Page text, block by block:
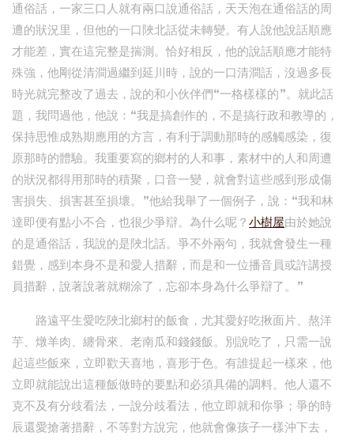
通俗話，一家三口人就有兩口說通俗話，天天泡在通俗話的周
遭的狀況里，但他的一口陜北話從未轉變。有人說他說話順應
才能差，實在這完整是揣測。恰好相反，他的說話順應才能特
殊強，他剛從清澗過繼到延川時，說的一口清澗話，沒過多長
時光就完整改了過去，說的和小伙伴們“一格樣樣的”。就此話
題，我問過他，他說：“我是搞創作的，不是搞行政和教導的，
保持思惟成熟期應用的方言，有利于調動那時的感觸感染，復
原那時的體驗。我重要寫的鄉村的人和事，素材中的人和周遭
的狀況都得用那時的積聚，口音一變，就會對這些感到形成傷
害損失、損害甚至損壞。”他給我舉了一個例子，說：“我和林
達即便有點小不合，也很少爭辯。為什么呢？小樹屋由於她說
的是通俗話，我說的是陜北話。爭不外兩句，我就會發生一種
錯覺，感到本身不是和愛人措辭，而是和一位播音員或許講授
員措辭，說著說著就糊涂了，忘卻本身為什么爭辯了。”
路遠平生愛吃陜北鄉村的飯食，尤其愛好吃揪面片、熬洋
芋、燉羊肉、纏骨來、老南瓜和錢錢飯。別說吃了，只需一說
起這些飯來，立即歡天喜地，喜形于色。有誰提起一樣來，他
立即就能說出這種飯做時的要點和必須具備的調料。他人還不
克不及有分歧看法，一說分歧看法，他立即就和你爭；爭的時
辰還愛搶著措辭，不等對方說完，他就會像孩子一樣沖下去，